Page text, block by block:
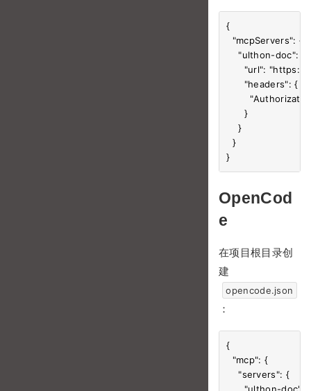
{
  "mcpServers": {
    "ulthon-doc": {
"url":
      "headers": {
      }
    }
  }
OpenCod
e
在项目根目录创
建
opencode.json
：
{
  "mcp": {
    "servers": {